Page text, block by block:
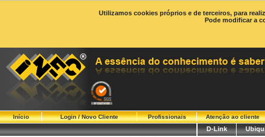
Utilizamos cookies próprios e de terceiros, para
Pode modificar a
Início Login / Novo Cliente Profissionais Atenção ao cliente
D-Link